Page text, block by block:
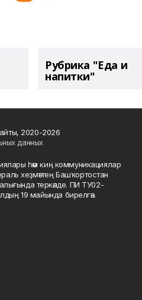
Рубрика "Еда и
напитки"
2020-2026
данных
һәм киң коммуникациялар
хеҙмәттең Башҡортостан
теркәлде. ПИ ТУ02-
19 майында бирелгән.